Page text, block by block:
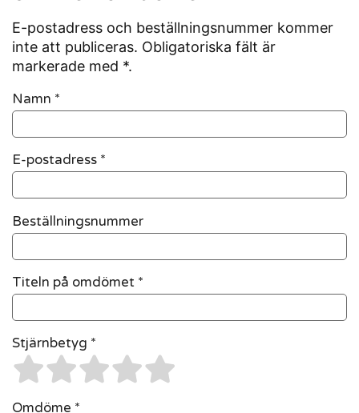
E-postadress och beställningsnummer kommer
inte att publiceras. Obligatoriska fält är
markerade med *.
Namn *
E-postadress *
Beställningsnummer
Titeln på omdömet *
Stjärnbetyg *
Omdöme *